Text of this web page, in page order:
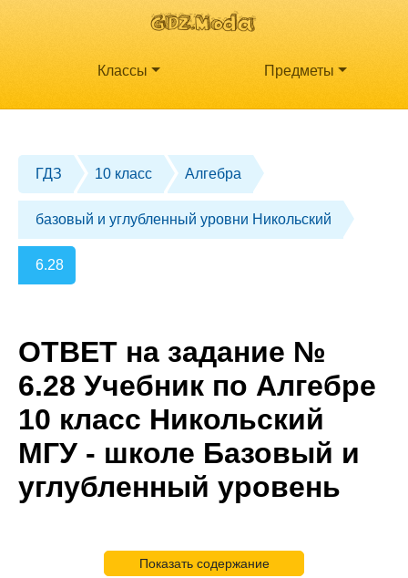
Классы Предметы
ГДЗ 10 класс Алгебра
базовый и углубленный уровни Никольский
6.28
ОТВЕТ на задание №
6.28 Учебник по Алгебре
10 класс Никольский
МГУ - школе Базовый и
углубленный уровень
Показать содержание